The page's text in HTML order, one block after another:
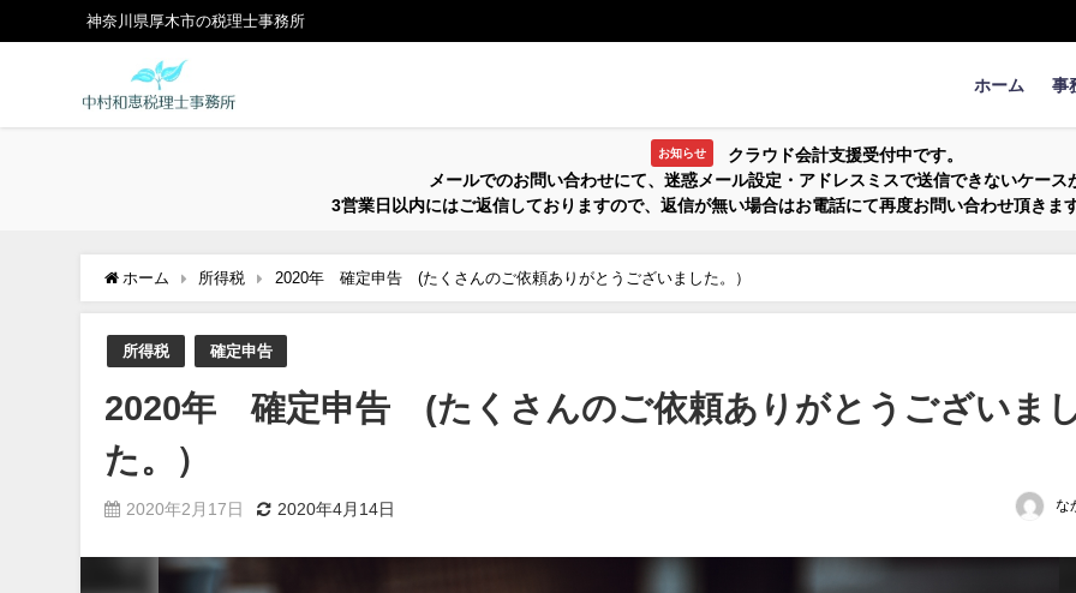
神奈川県厚木市の税理士事務所
ホーム 事
お知らせ
クラウド会計支援受付中です。
メールでのお問い合わせにて、迷惑メール設定・アドレスミスで送信できないケース
3営業日以内にはご返信しておりますので、返信が無い場合はお電話にて再度お問い合わせ頂きま
ホーム 所得税 2020年 確定申告 (たくさんのご依頼ありがとうございました。）
所得税 確定申告
2020年 確定申告 (たくさんのご依頼ありがとうございま
た。）
2020年2月17日 2020年4月14日 な